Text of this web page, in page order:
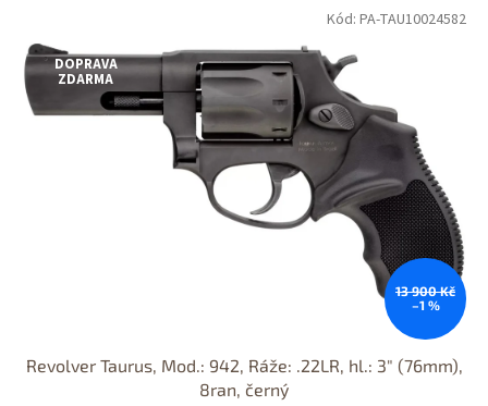
DOPRAVA
ZDARMA
13 900 Kč
–1 %
Revolver Taurus, Mod.: 942, Ráže: .22LR, hl.: 3" (76mm),
8ran, černý
Kód: PA-TAU10024582